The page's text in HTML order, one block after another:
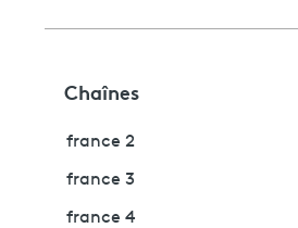
Chaînes
france 2
france 3
france 4